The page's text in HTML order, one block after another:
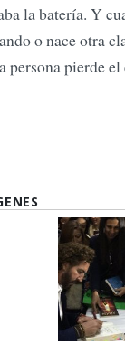
la batería. Y
o nace otra
persona pierde